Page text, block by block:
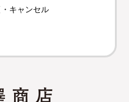
キャンセル